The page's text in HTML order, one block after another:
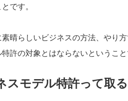
です。
素晴らしいビジネスの方法、やり
特許の対象とはならないということ
スモデル特許って取